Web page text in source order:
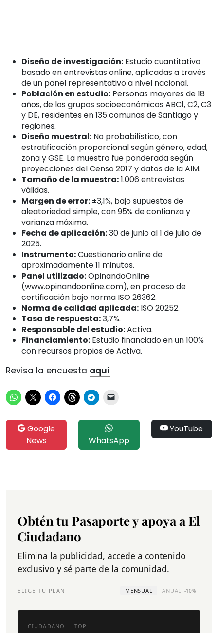
Diseño de investigación: Estudio cuantitativo
basado en entrevistas online, aplicadas a través
de un panel representativo a nivel nacional.
Población en estudio: Personas mayores de 18
años, de los grupos socioeconómicos ABC1, C2, C3
y DE, residentes en 135 comunas de Santiago y
regiones.
Diseño muestral: No probabilístico, con
estratificación proporcional según género, edad,
zona y GSE. La muestra fue ponderada según
proyecciones del Censo 2017 y datos de la AIM.
Tamaño de la muestra:1.006 entrevistas
válidas.
Margen de error: ±3,1%, bajo supuestos de
aleatoriedad simple, con 95% de confianza y
varianza máxima.
Fecha de aplicación:30 de junio al 1 de julio de
2025.
Instrumento:Cuestionario online de
aproximadamente 11 minutos.
Panel utilizado:OpinandoOnline
(www.opinandoonline.com), en proceso de
certificación bajo norma ISO 26362.
Norma de calidad aplicada: ISO 20252.
Tasa de respuesta:3,7%.
Responsable del estudio:Activa.
Financiamiento: Estudio financiado en un 100%
con recursos propios de Activa.
Revisa la encuesta aquí
Google
News
WhatsApp
YouTube
Obtén tu Pasaporte y apoya a El
Ciudadano
Elimina la publicidad, accede a contenido
exclusivo y sé parte de la comunidad.
ELIGE TU PLAN MENSUAL ANUAL -10%
CIUDADANO — TOP